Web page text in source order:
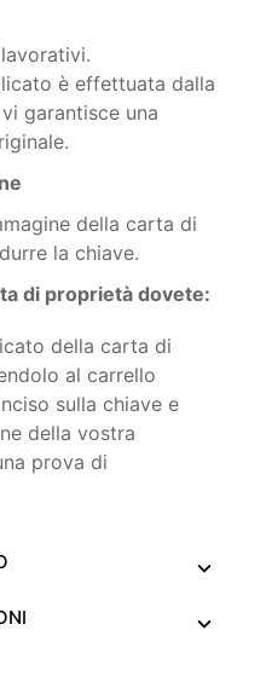
è effettuata dalla
garantisce una
della carta di
la chiave.
di proprietà dovete:
della carta di
al carrello
sulla chiave e
della vostra
prova di